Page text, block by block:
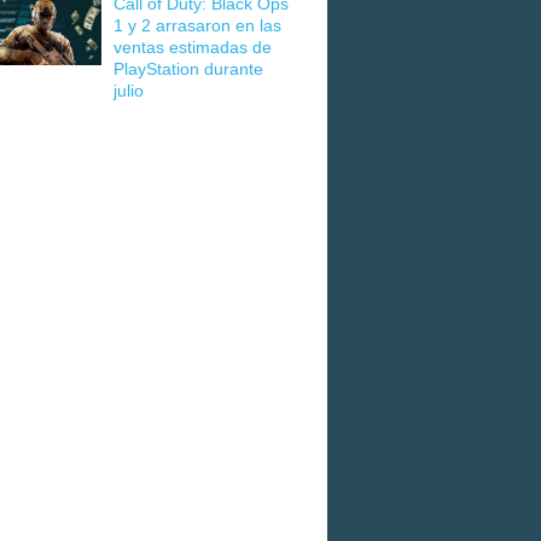
1 y 2 arrasaron en las
ventas estimadas de
PlayStation durante
julio